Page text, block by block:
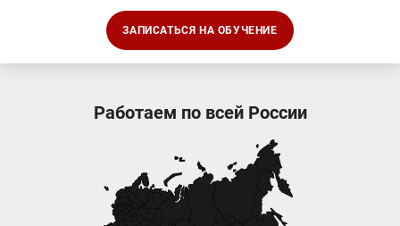
ЗАПИСАТЬСЯ НА ОБУЧЕНИЕ
Работаем по всей России